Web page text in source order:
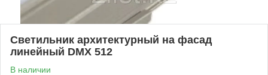
Светильник архитектурный на фасад
линейный DMX 512
В наличии